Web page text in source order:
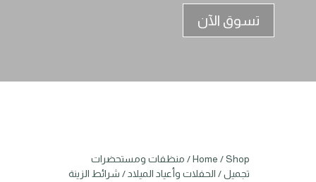
تسوق الآن
Home /Shop
/ منظفات ومستحضرات
تجميل/ الحفلات وأعياد الميلاد / شرائط الزينة